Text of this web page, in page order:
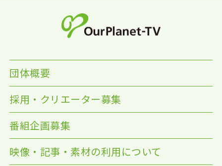
団体概要
採用・クリエーター募集
番組企画募集
映像・記事・素材の利用について